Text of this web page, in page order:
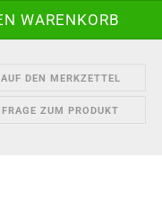
AUF DEN MERKZETTEL
FRAGE ZUM PRODUKT